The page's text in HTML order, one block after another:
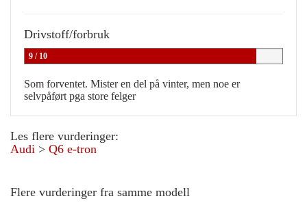
Drivstoff/forbruk
9 / 10
Som forventet. Mister en del på vinter, men noe er
selvpåført pga store felger
Les flere vurderinger:
Audi > Q6 e-tron
Flere vurderinger fra samme modell